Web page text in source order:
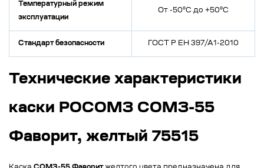
Температурный режим
эксплуатации
От -50°C до +50°C
Стандарт безопасности ГОСТ Р ЕН 397/А1-2010
Технические характеристики
каски РОСОМЗ СОМЗ-55
Фаворит, желтый 75515